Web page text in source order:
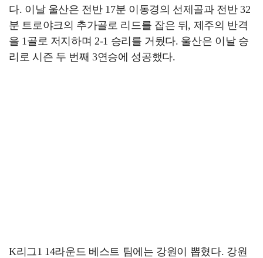
다. 이날 울산은 전반 17분 이동경의 선제골과 전반 32
분 트로야크의 추가골로 리드를 잡은 뒤, 제주의 반격
을 1골로 저지하며 2-1 승리를 거뒀다. 울산은 이날 승
리로 시즌 두 번째 3연승에 성공했다.
K리그1 14라운드 베스트 팀에는 강원이 뽑혔다. 강원